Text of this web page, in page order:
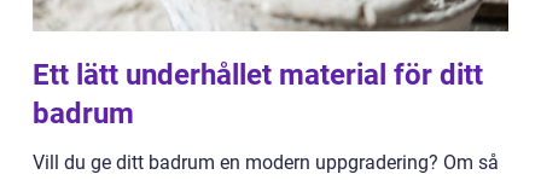
Ett lätt underhållet material för ditt
badrum
Vill du ge ditt badrum en modern uppgradering? Om så